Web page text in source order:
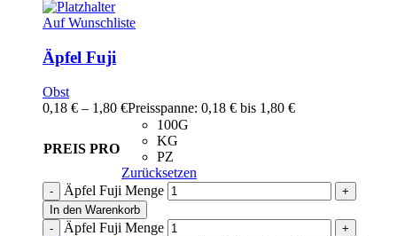
Auf Wunschliste
Äpfel Fuji
Obst
0,18 € – 1,80 €Preisspanne: 0,18 € bis 1,80 €
PREIS PRO
100G
KG
PZ
Zurücksetzen
Äpfel Fuji Menge
In den Warenkorb
Äpfel Fuji Menge